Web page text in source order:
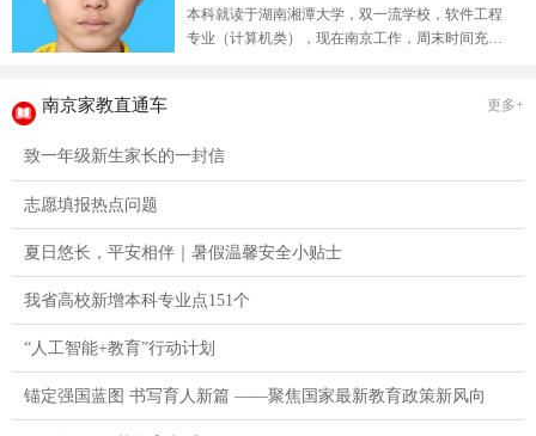
本科就读于湖南湘潭大学，双一流学校，软件工程
专业（计算机类），现在南京工作，周末时间充
南京家教直通车 更多+
致一年级新生家长的一封信
志愿填报热点问题
夏日悠长，平安相伴｜暑假温馨安全小贴士
我省高校新增本科专业点151个
“人工智能+教育”行动计划
锚定强国蓝图 书写育人新篇 ——聚焦国家最新教育政策新风向